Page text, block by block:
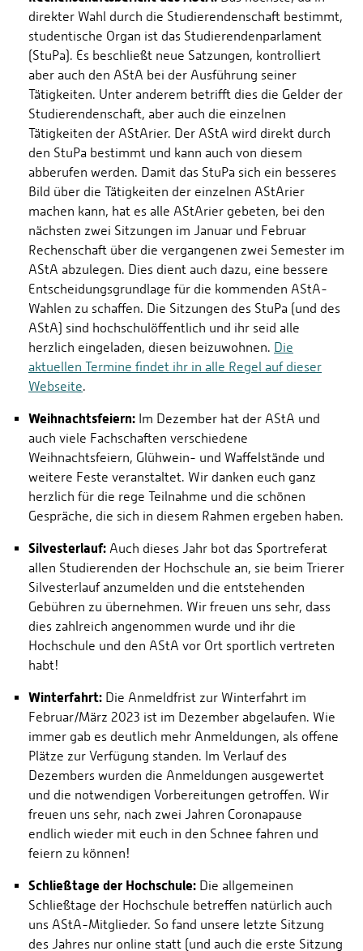
direkter Wahl durch die Studierendenschaft bestimmt,
studentische Organ ist das Studierendenparlament
(StuPa). Es beschließt neue Satzungen, kontrolliert
aber auch den AStA bei der Ausführung seiner
Tätigkeiten. Unter anderem betrifft dies die Gelder der
Studierendenschaft, aber auch die einzelnen
Tätigkeiten der AStArier. Der AStA wird direkt durch
den StuPa bestimmt und kann auch von diesem
abberufen werden. Damit das StuPa sich ein besseres
Bild über die Tätigkeiten der einzelnen AStArier
machen kann, hat es alle AStArier gebeten, bei den
nächsten zwei Sitzungen im Januar und Februar
Rechenschaft über die vergangenen zwei Semester im
AStA abzulegen. Dies dient auch dazu, eine bessere
Entscheidungsgrundlage für die kommenden AStA-
Wahlen zu schaffen. Die Sitzungen des StuPa (und des
AStA) sind hochschulöffentlich und ihr seid alle
herzlich eingeladen, diesen beizuwohnen. Die
aktuellen Termine findet ihr in alle Regel auf dieser
Webseite.
Weihnachtsfeiern: Im Dezember hat der AStA und
auch viele Fachschaften verschiedene
Weihnachtsfeiern, Glühwein- und Waffelstände und
weitere Feste veranstaltet. Wir danken euch ganz
herzlich für die rege Teilnahme und die schönen
Gespräche, die sich in diesem Rahmen ergeben haben.
Silvesterlauf: Auch dieses Jahr bot das Sportreferat
allen Studierenden der Hochschule an, sie beim Trierer
Silvesterlauf anzumelden und die entstehenden
Gebühren zu übernehmen. Wir freuen uns sehr, dass
dies zahlreich angenommen wurde und ihr die
Hochschule und den AStA vor Ort sportlich vertreten
habt!
Winterfahrt: Die Anmeldfrist zur Winterfahrt im
Februar/März 2023 ist im Dezember abgelaufen. Wie
immer gab es deutlich mehr Anmeldungen, als offene
Plätze zur Verfügung standen. Im Verlauf des
Dezembers wurden die Anmeldungen ausgewertet
und die notwendigen Vorbereitungen getroffen. Wir
freuen uns sehr, nach zwei Jahren Coronapause
endlich wieder mit euch in den Schnee fahren und
feiern zu können!
Schließtage der Hochschule: Die allgemeinen
Schließtage der Hochschule betreffen natürlich auch
uns AStA-Mitglieder. So fand unsere letzte Sitzung
des Jahres nur online statt (und auch die erste Sitzung